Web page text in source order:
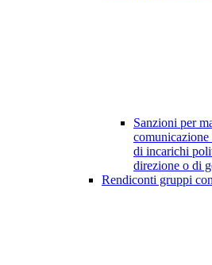
Sanzioni per
di incarichi
direzione o di
Rendiconti gruppi